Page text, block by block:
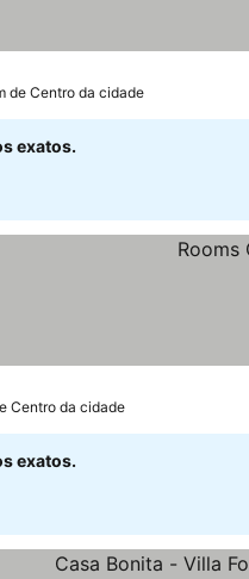
de Centro da cidade
exatos.
Centro da cidade
exatos.